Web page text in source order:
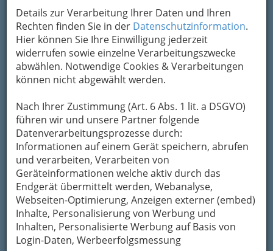
Details zur Verarbeitung Ihrer Daten und Ihren
Rechten finden Sie in der Datenschutzinformation.
Hier können Sie Ihre Einwilligung jederzeit
widerrufen sowie einzelne Verarbeitungszwecke
abwählen. Notwendige Cookies & Verarbeitungen
können nicht abgewählt werden.
Nach Ihrer Zustimmung (Art. 6 Abs. 1 lit. a DSGVO)
führen wir und unsere Partner folgende
Datenverarbeitungsprozesse durch:
Informationen auf einem Gerät speichern, abrufen
und verarbeiten, Verarbeiten von
Geräteinformationen welche aktiv durch das
Endgerät übermittelt werden, Webanalyse,
Webseiten-Optimierung, Anzeigen externer (embed)
Inhalte, Personalisierung von Werbung und
Inhalten, Personalisierte Werbung auf Basis von
Login-Daten, Werbeerfolgsmessung
Um die Info-Graz Firmenvor Spam-Mails zu
bewahren, verwenden wir an dieser Stelle zur
Übermittlung Ihrer Nachricht ein sicheres
Formular. Ihre Nachricht wird nach dem
Absenden umgehend per Mail an das
und Betriebs GesmbH weitergeleitet.
Mein Name
Meine Email Adresse
Mein Betreff